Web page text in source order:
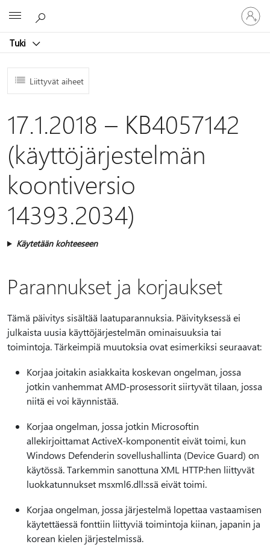
Tuki
Kirjaudu
sisään
tilille
Liittyvät aiheet
17.1.2018 – KB4057142
(käyttöjärjestelmän
koontiversio
14393.2034)
Käytetään kohteeseen
Parannukset ja korjaukset
Tämä päivitys sisältää laatuparannuksia. Päivityksessä ei
julkaista uusia käyttöjärjestelmän ominaisuuksia tai
toimintoja. Tärkeimpiä muutoksia ovat esimerkiksi seuraavat:
Korjaa joitakin asiakkaita koskevan ongelman, jossa
jotkin vanhemmat AMD-prosessorit siirtyvät tilaan, jossa
niitä ei voi käynnistää.
Korjaa ongelman, jossa jotkin Microsoftin
allekirjoittamat ActiveX-komponentit eivät toimi, kun
Windows Defenderin sovellushallinta (Device Guard) on
käytössä. Tarkemmin sanottuna XML HTTP:hen liittyvät
luokkatunnukset msxml6.dll:ssä eivät toimi.
Korjaa ongelman, jossa järjestelmä lopettaa vastaamisen
käytettäessä fonttiin liittyviä toimintoja kiinan, japanin ja
korean kielen järjestelmissä.